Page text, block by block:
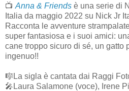
📺 Anna & Friends è una serie di
Italia da maggio 2022 su Nick Jr
Racconta le avventure
super fantasiosa e i suoi amici:
cane troppo sicuro di sé, un gatto
ingenuo!!
🎼La sigla è cantata dai Raggi
🎤Laura Salamone (voce), Irene